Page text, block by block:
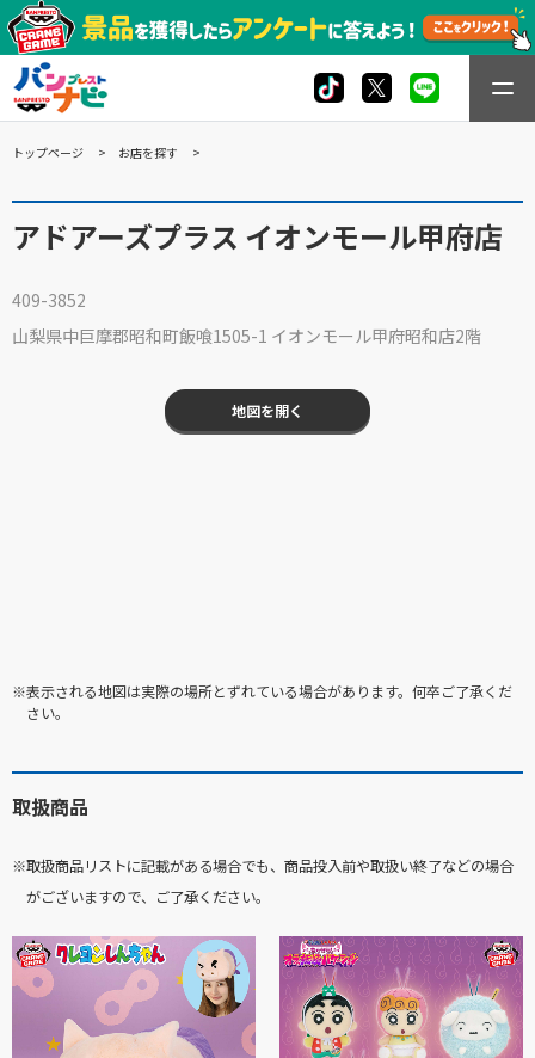
トップページ お店を探す
アドアーズプラス イオンモール甲府店
409-3852
山梨県中巨摩郡昭和町飯喰1505-1 イオンモール甲府昭和店2階
地図を開く
※表示される地図は実際の場所とずれている場合があります。何卒ご了承くだ
さい。
取扱商品
※取扱商品リストに記載がある場合でも、商品投入前や取扱い終了などの場合
がございますので、ご了承ください。